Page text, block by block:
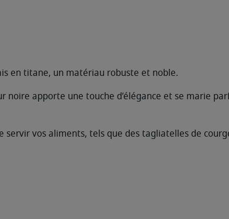
en titane, un matériau robuste et noble.
noire apporte une touche d’élégance et se marie
vos aliments, tels que des tagliatelles de